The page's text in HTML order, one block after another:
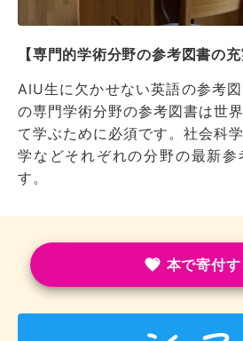
【専門的学術分野の参考図書の充
AIU生に欠かせない英語の参考
の専門学術分野の参考図書は世
て学ぶために必須です。社会科
学などそれぞれの分野の最新参
す。
本で寄付す